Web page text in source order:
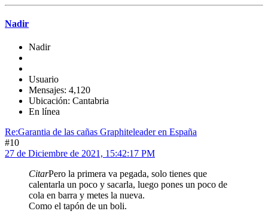
Nadir
Nadir
Usuario
Mensajes: 4,120
Ubicación: Cantabria
En línea
Re:Garantia de las cañas Graphiteleader en España
#10
27 de Diciembre de 2021, 15:42:17 PM
CitarPero la primera va pegada, solo tienes que
calentarla un poco y sacarla, luego pones un poco de
cola en barra y metes la nueva.
Como el tapón de un boli.